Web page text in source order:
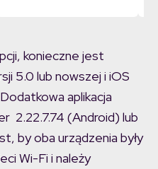
konieczne jest
5.0 lub nowszej i iOS
aplikacja
2.22.7.74 (Android) lub
by oba urządzenia były
Wi-Fi i należy